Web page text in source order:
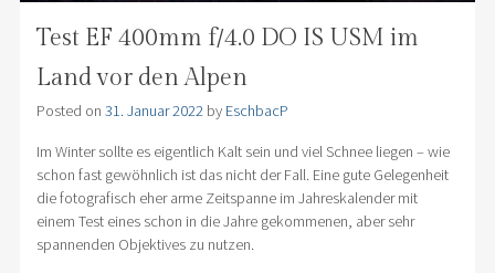
Test EF 400mm f/4.0 DO IS USM im
Land vor den Alpen
Posted on 31. Januar 2022by EschbacP
Im Winter sollte es eigentlich Kalt sein und viel Schnee liegen – wie
schon fast gewöhnlich ist das nicht der Fall. Eine gute Gelegenheit
die fotografisch eher arme Zeitspanne im Jahreskalender mit
einem Test eines schon in die Jahre gekommenen, aber sehr
spannenden Objektives zu nutzen.